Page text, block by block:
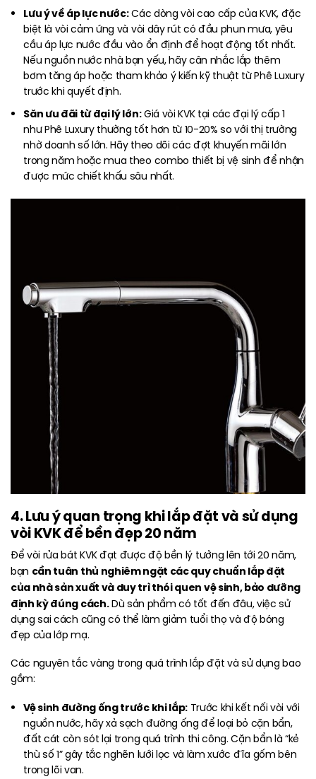
Lưu ý về áp lực nước:Các dòng vòi cao cấp của KVK, đặc
biệt là vòi cảm ứng và vòi dây rút có đầu phun mưa, yêu
cầu áp lực nước đầu vào ổn định để hoạt động tốt nhất.
Nếu nguồn nước nhà bạn yếu, hãy cân nhắc lắp thêm
bơm tăng áp hoặc tham khảo ý kiến kỹ thuật từ Phê Luxury
trước khi quyết định.
Săn ưu đãi từ đại lý lớn:Giá vòi KVK tại các đại lý cấp 1
như Phê Luxury thường tốt hơn từ 10-20% so với thị trường
nhờ doanh số lớn. Hãy theo dõi các đợt khuyến mãi lớn
trong năm hoặc mua theo combo thiết bị vệ sinh để nhận
được mức chiết khấu sâu nhất.
4. Lưu ý quan trọng khi lắp đặt và sử dụng
vòi KVK để bền đẹp 20 năm
Để vòi rửa bát KVK đạt được độ bền lý tưởng lên tới 20 năm,
bạn cần tuân thủ nghiêm ngặt các quy chuẩn lắp đặt
của nhà sản xuất và duy trì thói quen vệ sinh, bảo dưỡng
định kỳ đúng cách.Dù sản phẩm có tốt đến đâu, việc sử
dụng sai cách cũng có thể làm giảm tuổi thọ và độ bóng
đẹp của lớp mạ.
Các nguyên tắc vàng trong quá trình lắp đặt và sử dụng bao
gồm:
Vệ sinh đường ống trước khi lắp:Trước khi kết nối vòi với
nguồn nước, hãy xả sạch đường ống để loại bỏ cặn bẩn,
đất cát còn sót lại trong quá trình thi công. Cặn bẩn là “kẻ
thù số 1” gây tắc nghẽn lưới lọc và làm xước đĩa gốm bên
trong lõi van.